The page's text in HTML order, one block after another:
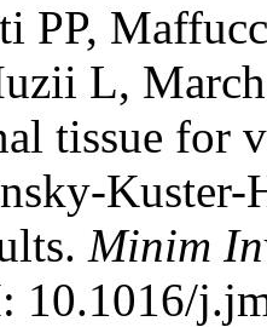
L,
tissue for
Kuster-
Minim
10.1016/